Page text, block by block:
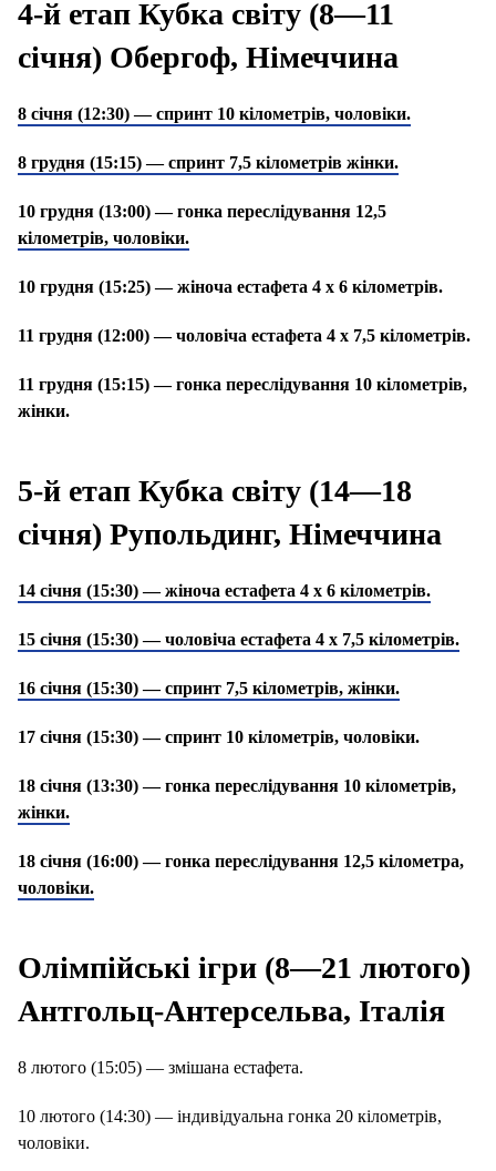
4-й етап Кубка світу (8—11
січня) Обергоф, Німеччина
8 січня (12:30) — спринт 10 кілометрів, чоловіки.
8 грудня (15:15) — спринт 7,5 кілометрів жінки.
10 грудня (13:00) — гонка переслідування 12,5
кілометрів, чоловіки.
10 грудня (15:25) — жіноча естафета 4 х 6 кілометрів.
11 грудня (12:00) — чоловіча естафета 4 х 7,5 кілометрів.
11 грудня (15:15) — гонка переслідування 10 кілометрів,
жінки.
5-й етап Кубка світу (14—18
січня) Рупольдинг, Німеччина
14 січня (15:30) — жіноча естафета 4 х 6 кілометрів.
15 січня (15:30) — чоловіча естафета 4 х 7,5 кілометрів.
16 січня (15:30) — спринт 7,5 кілометрів, жінки.
17 січня (15:30) — спринт 10 кілометрів, чоловіки.
18 січня (13:30) — гонка переслідування 10 кілометрів,
жінки.
18 січня (16:00) — гонка переслідування 12,5 кілометра,
чоловіки.
Олімпійські ігри (8—21 лютого)
Антгольц-Антерсельва, Італія
8 лютого (15:05) — змішана естафета.
10 лютого (14:30) — індивідуальна гонка 20 кілометрів,
чоловіки.